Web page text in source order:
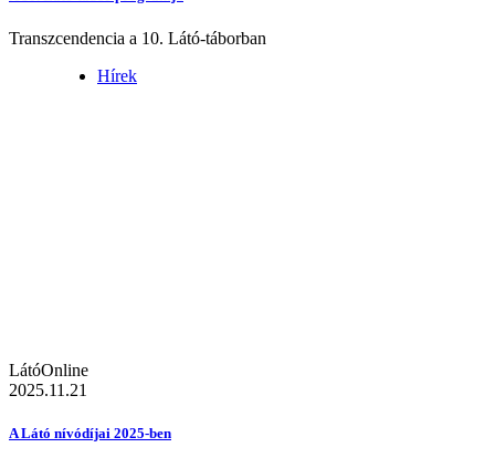
Transzcendencia a 10. Látó-táborban
Hírek
LátóOnline
2025.11.21
A Látó nívódíjai 2025-ben